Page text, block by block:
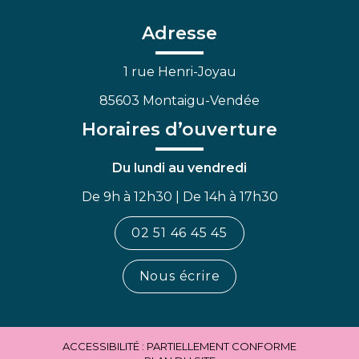
Facebook
Adresse
1 rue Henri-Joyau
85603 Montaigu-Vendée
Horaires d’ouverture
Du lundi au vendredi
De 9h à 12h30 | De 14h à 17h30
02 51 46 45 45
Nous écrire
ACCESSIBILITÉ : PARTIELLEMENT CONFORME